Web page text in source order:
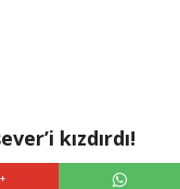
kızdırdı!